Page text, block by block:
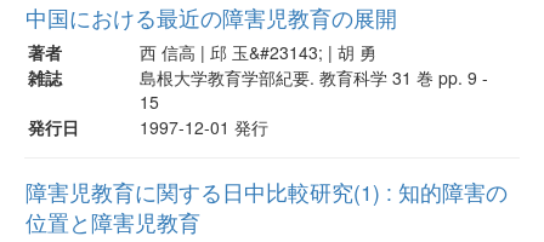
中国における最近の障害児教育の展開
著者
西 信高 | 邱 玉&#23143; | 胡 勇
雑誌
島根大学教育学部紀要. 教育科学 31 巻 pp. 9 -
15
発行日
1997-12-01 発行
障害児教育に関する日中比較研究(1) : 知的障害の
位置と障害児教育